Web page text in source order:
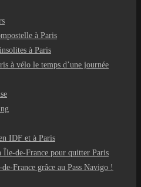
à Paris
à Paris
à vélo le temps d’une journée
IDF et à Paris
Île-de-France pour quitter Paris
France grâce au Pass Navigo !